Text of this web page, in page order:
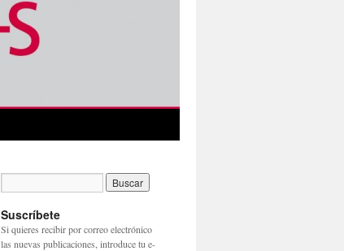
Suscríbete
Si quieres recibir por correo electrónico
las nuevas publicaciones, introduce tu e-